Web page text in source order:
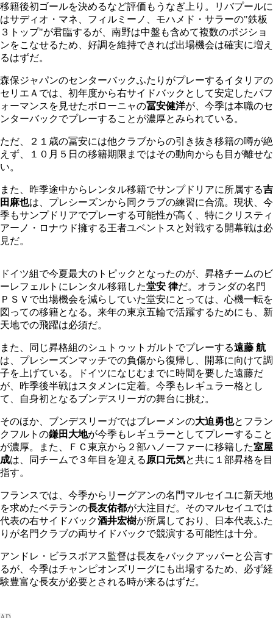
移籍後初ゴールを決めるなど評価もうなぎ上り。リバプールに
はサディオ・マネ、フィルミーノ、モハメド・サラーの"鉄板
３トップ"が君臨するが、南野は中盤も含めて複数のポジショ
ンをこなせるため、好調を維持できれば出場機会は確実に増え
るはずだ。
森保ジャパンのセンターバックふたりがプレーするイタリアの
セリエＡでは、初年度から右サイドバックとして安定したパフ
ォーマンスを見せたボローニャの冨安健洋が、今季は本職のセ
ンターバックでプレーすることが濃厚とみられている。
ただ、２１歳の冨安には他クラブからの引き抜き移籍の噂が絶
えず、１０月５日の移籍期限まではその動向からも目が離せな
い。
また、昨季途中からレンタル移籍でサンプドリアに所属する吉
田麻也は、プレシーズンから同クラブの練習に合流。現状、今
季もサンプドリアでプレーする可能性が高く、特にクリスティ
アーノ・ロナウド擁する王者ユベントスと対戦する開幕戦は必
見だ。
ドイツ組で今夏最大のトピックとなったのが、昇格チームのビ
ーレフェルトにレンタル移籍した堂安 律だ。オランダの名門
ＰＳＶで出場機会を減らしていた堂安にとっては、心機一転を
図っての移籍となる。来年の東京五輪で活躍するためにも、新
天地での飛躍は必須だ。
また、同じ昇格組のシュトゥットガルトでプレーする遠藤 航
は、プレシーズンマッチでの負傷から復帰し、開幕に向けて調
子を上げている。ドイツになじむまでに時間を要した遠藤だ
が、昨季後半戦はスタメンに定着。今季もレギュラー格とし
て、自身初となるブンデスリーガの舞台に挑む。
そのほか、ブンデスリーガではブレーメンの大迫勇也とフラン
クフルトの鎌田大地が今季もレギュラーとしてプレーすること
が濃厚。また、ＦＣ東京から２部ハノーファーに移籍した室屋
成は、同チームで３年目を迎える 原口元気と共に１部昇格を目
指す。
フランスでは、今季からリーグアンの名門マルセイユに新天地
を求めたベテランの長友佑都が大注目だ。そのマルセイユでは
代表の右サイドバック酒井宏樹が所属しており、日本代表ふた
りが名門クラブの両サイドバックで競演する可能性は十分。
アンドレ・ビラスボアス監督は長友をバックアッパーと公言す
るが、今季はチャンピオンズリーグにも出場するため、必ず経
験豊富な長友が必要とされる時が来るはずだ。